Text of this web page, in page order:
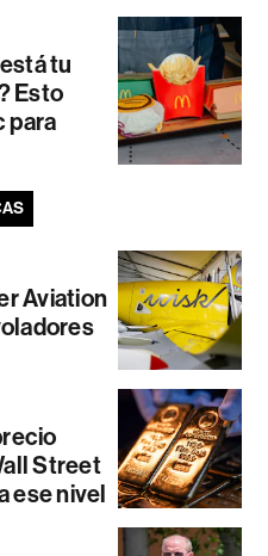
tu
Esto
para
Aviation
Street
ese nivel